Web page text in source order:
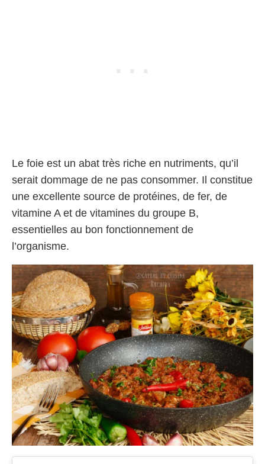
Le foie est un abat très riche en nutriments, qu’il
serait dommage de ne pas consommer. Il constitue
une excellente source de protéines, de fer, de
vitamine A et de vitamines du groupe B,
essentielles au bon fonctionnement de
l’organisme.